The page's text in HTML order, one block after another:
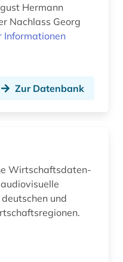
Hermann
Nachlass Georg
Informationen
Zur Datenbank
Wirt­­­­schafts­­daten­­
und